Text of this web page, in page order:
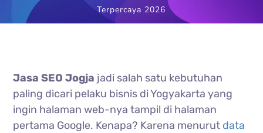
Terpercaya 2026
Jasa SEO Jogja jadi salah satu kebutuhan
paling dicari pelaku bisnis di Yogyakarta yang
ingin halaman web-nya tampil di halaman
pertama Google. Kenapa? Karena menurut data